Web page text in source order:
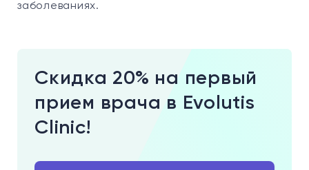
заболеваниях.
Скидка 20% на первый
прием врача в Evolutis
Clinic!